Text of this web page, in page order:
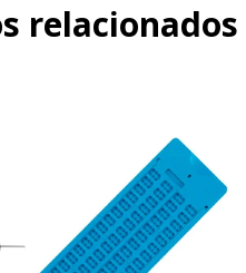
relacionados